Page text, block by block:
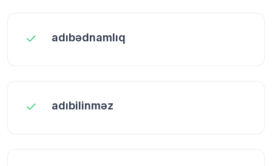
adıbədnamlıq
adıbilinməz